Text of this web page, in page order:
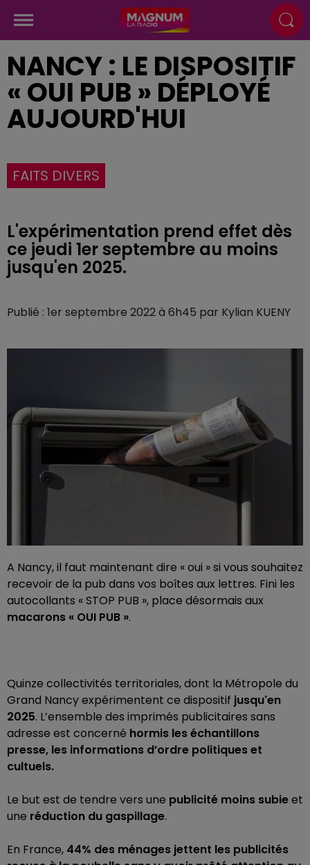
NANCY : LE DISPOSITIF
« OUI PUB » DÉPLOYÉ
AUJOURD'HUI
FAITS DIVERS
L'expérimentation prend effet dès
ce jeudi 1er septembre au moins
jusqu'en 2025.
Publié : 1er septembre 2022 à 6h45 par Kylian KUENY
A Nancy, il faut maintenant dire « oui » si vous souhaitez
recevoir de la pub dans vos boîtes aux lettres. Fini les
autocollants « STOP PUB », place désormais aux
macarons « OUI PUB ».
Quinze collectivités territoriales, dont la Métropole du
Grand Nancy expérimentent ce dispositif jusqu'en
2025. L’ensemble des imprimés publicitaires sans
adresse est concerné hormis les échantillons
presse, les informations d’ordre politiques et
cultuels.
Le but est de tendre vers une publicité moins subieet
une réduction du gaspillage.
En France, 44% des ménages jettent les publicités